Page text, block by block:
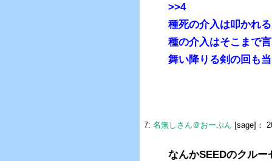
>>4
種死の介入は叩かれ
種の介入はそこまで
舞い降りる剣の回も
7: 名無しさん＠おーぷん [sage]：
なんかSEEDのクル